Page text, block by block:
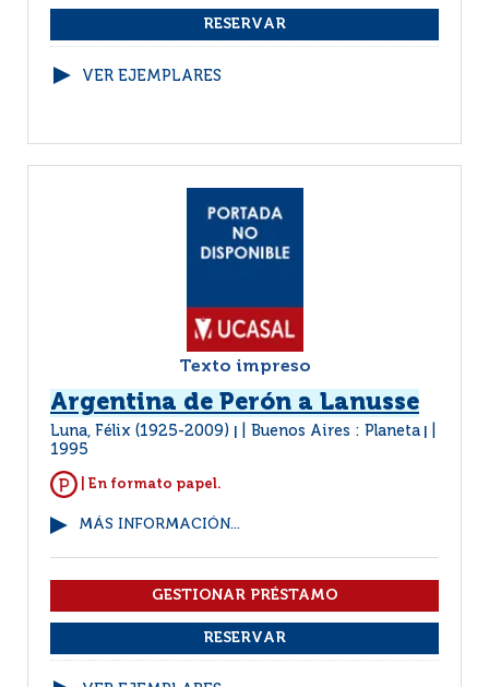
VER EJEMPLARES
Texto impreso
Argentina de Perón a Lanusse
Luna, Félix (1925-2009) Buenos Aires : Planeta
1995
| En formato papel.
MÁS INFORMACIÓN...